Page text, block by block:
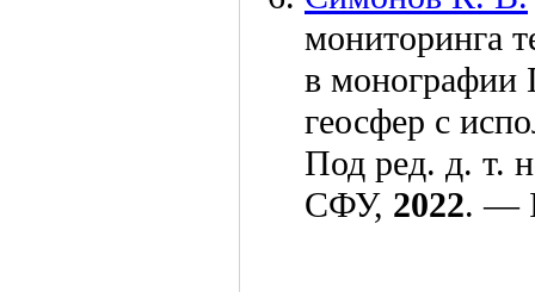
мониторинга
в монографии
геосфер с
Под ред. д. т.
СФУ, 2022. —